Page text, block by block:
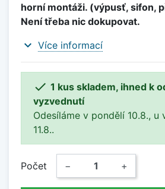
horní montáži. (výpusť, sifon,
Není třeba nic dokupovat.
expand_more Více informací
 1 kus skladem, ihned k
vyzvednutí
Odesíláme v pondělí 10.8., u
11.8..
Počet − +